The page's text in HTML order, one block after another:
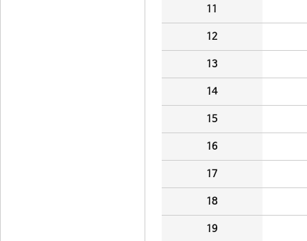
11
12
13
14
15
16
17
18
19